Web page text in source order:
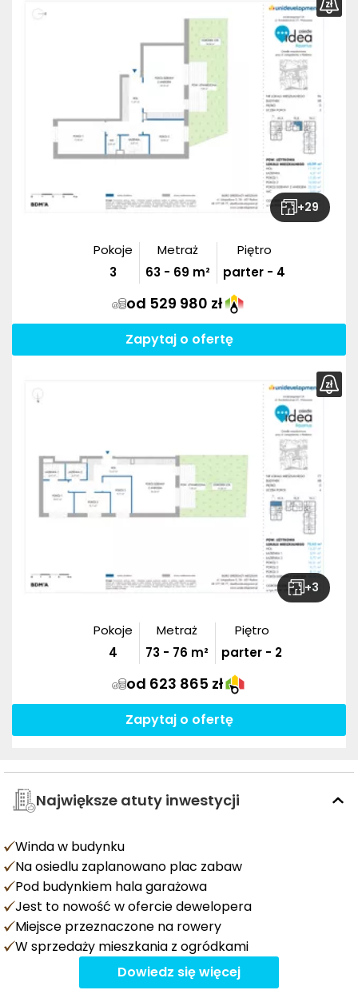
+29
Pokoje
3
Metraż
63 - 69 m²
Piętro
parter - 4
od 529 980 zł
Zapytaj o ofertę
+3
Pokoje
4
Metraż
73 - 76 m²
Piętro
parter - 2
od 623 865 zł
Zapytaj o ofertę
Największe atuty inwestycji
Winda w budynku
Na osiedlu zaplanowano plac zabaw
Pod budynkiem hala garażowa
Jest to nowość w ofercie dewelopera
Miejsce przeznaczone na rowery
W sprzedaży mieszkania z ogródkami
Dowiedz się więcej